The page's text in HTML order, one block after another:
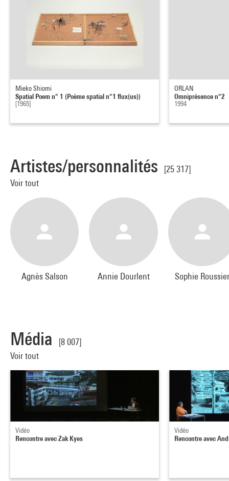
Mieko Shiomi
Spatial Poem n° 1 (Poème spatial n°1 flux(us))
[1965]
ORLAN
Omniprésence n°2
1994
Artistes/personnalités
[25 317]
Voir tout
Agnès Salson Annie Dourlent Sophie
Média
[8 007]
Voir tout
Vidéo
Rencontre avec Zak Kyes
Vidéo
Rencontre avec